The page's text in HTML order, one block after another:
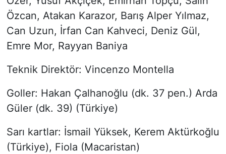
Özcan, Atakan Karazor, Barış Alper Yılmaz,
Can Uzun, İrfan Can Kahveci, Deniz Gül,
Emre Mor, Rayyan Baniya
Teknik Direktör: Vincenzo Montella
Goller: Hakan Çalhanoğlu (dk. 37 pen.) Arda
Güler (dk. 39) (Türkiye)
Sarı kartlar: İsmail Yüksek, Kerem Aktürkoğlu
(Türkiye), Fiola (Macaristan)